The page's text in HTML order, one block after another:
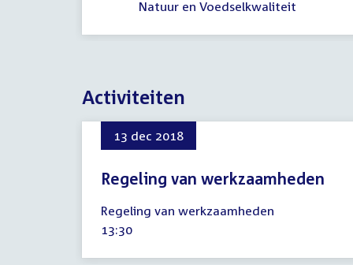
Natuur en Voedselkwaliteit
Activiteiten
13 dec 2018
Regeling van werkzaamheden
december
2018
Regeling van werkzaamheden
Tijd
13:30